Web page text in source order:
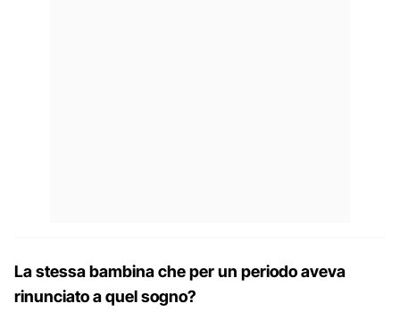
La stessa bambina che per un periodo aveva
rinunciato a quel sogno?